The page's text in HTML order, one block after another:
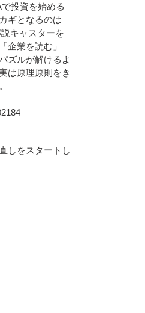
投資を始める
ギとなるのは
キャスターを
企業を読む」
ズルが解けるよ
は原理原則をき
しをスタートし